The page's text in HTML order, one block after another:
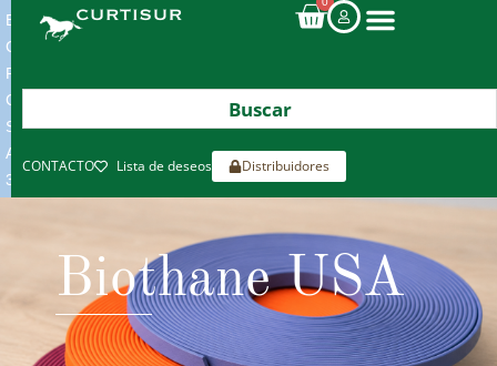
ENVIOS
GRATIS
POR
COMPRAS
SUPERIORES
A
300€*
CONTACTO Lista de deseos Distribuidores
Biothane USA